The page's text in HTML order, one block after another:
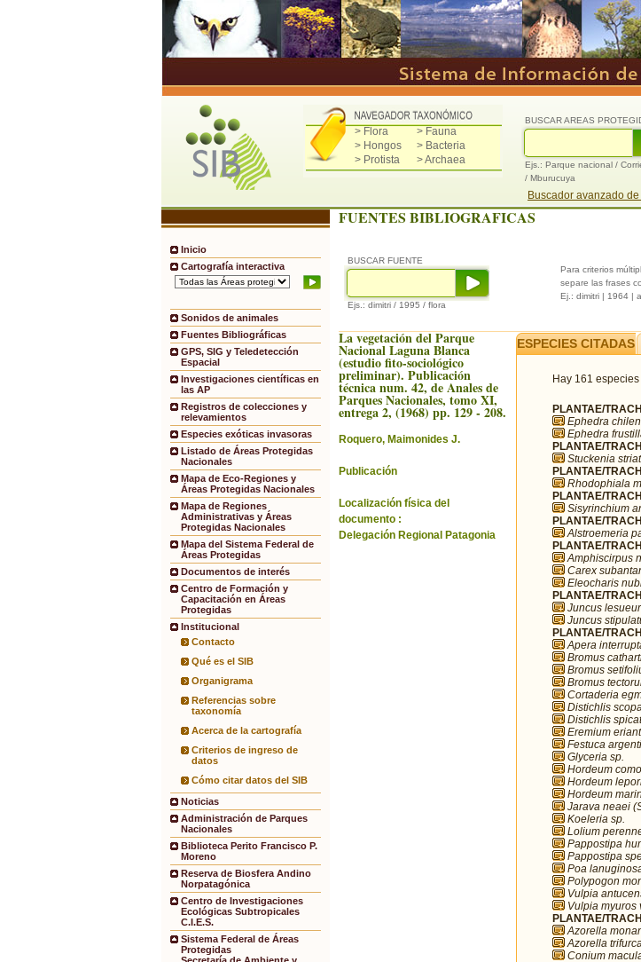
> Flora
> Fauna
> Hongos
> Bacteria
> Protista
> Archaea
BUSCAR AREAS
Ejs.: Parque nacional /
/ Mburucuya
Buscador avanzado
Inicio
Cartografía interactiva
Sonidos de animales
Fuentes Bibliográficas
GPS, SIG y Teledetección
Espacial
Investigaciones científicas en
las AP
Registros de colecciones y
relevamientos
Especies exóticas invasoras
Listado de Áreas Protegidas
Nacionales
Mapa de Eco-Regiones y
Áreas Protegidas Nacionales
Mapa de Regiones
Administrativas y Áreas
Protegidas Nacionales
Mapa del Sistema Federal de
Áreas Protegidas
Documentos de interés
Centro de Formación y
Capacitación en Áreas
Protegidas
Institucional
Contacto
Qué es el SIB
Organigrama
Referencias sobre
taxonomía
Acerca de la cartografía
Criterios de ingreso de
datos
Cómo citar datos del SIB
Noticias
Administración de Parques
Nacionales
Biblioteca Perito Francisco P.
Moreno
Reserva de Biosfera Andino
Norpatagónica
Centro de Investigaciones
Ecológicas Subtropicales
C.I.E.S.
Sistema Federal de Áreas
Protegidas
FUENTES BIBLIOGRAFICAS
BUSCAR FUENTE
Ejs.: dimitri / 1995 / flora
Para criterios
separe las frases
Ej.: dimitri | 1964 |
La vegetación del Parque
Nacional Laguna Blanca
(estudio fito-sociológico
preliminar). Publicación
técnica num. 42, de Anales de
Parques Nacionales, tomo XI,
entrega 2, (1968) pp. 129 - 208.
Roquero, Maimonides J.
Publicación
Localización física del
documento :
Delegación Regional Patagonia
ESPECIES CITADAS
Hay 161
PLANTAE/
Ephedra
Ephedra
PLANTAE/
Stuckenia
PLANTAE/
Rhodophiala
PLANTAE/
Sisyrinchium
PLANTAE/
Alstroemeria
PLANTAE/
Amphiscirpus
Carex
Eleocharis
PLANTAE/
Juncus
Juncus
PLANTAE/
Apera
Bromus
Bromus
Bromus
Cortaderia
Distichlis
Distichlis
Eremium
Festuca
Glyceria sp.
Hordeum
Hordeum
Hordeum
Jarava neaei
Koeleria sp.
Lolium
Pappostipa
Pappostipa
Poa
Polypogon
Vulpia
Vulpia myuros
PLANTAE/
Azorella
Azorella
Conium